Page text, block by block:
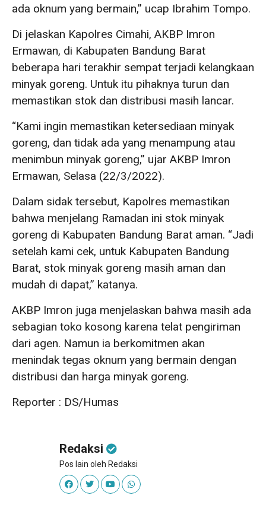
ada oknum yang bermain,” ucap Ibrahim Tompo.
Di jelaskan Kapolres Cimahi, AKBP Imron
Ermawan, di Kabupaten Bandung Barat
beberapa hari terakhir sempat terjadi kelangkaan
minyak goreng. Untuk itu pihaknya turun dan
memastikan stok dan distribusi masih lancar.
“Kami ingin memastikan ketersediaan minyak
goreng, dan tidak ada yang menampung atau
menimbun minyak goreng,” ujar AKBP Imron
Ermawan, Selasa (22/3/2022).
Dalam sidak tersebut, Kapolres memastikan
bahwa menjelang Ramadan ini stok minyak
goreng di Kabupaten Bandung Barat aman. “Jadi
setelah kami cek, untuk Kabupaten Bandung
Barat, stok minyak goreng masih aman dan
mudah di dapat,” katanya.
AKBP Imron juga menjelaskan bahwa masih ada
sebagian toko kosong karena telat pengiriman
dari agen. Namun ia berkomitmen akan
menindak tegas oknum yang bermain dengan
distribusi dan harga minyak goreng.
Reporter : DS/Humas
Redaksi
Pos lain oleh Redaksi